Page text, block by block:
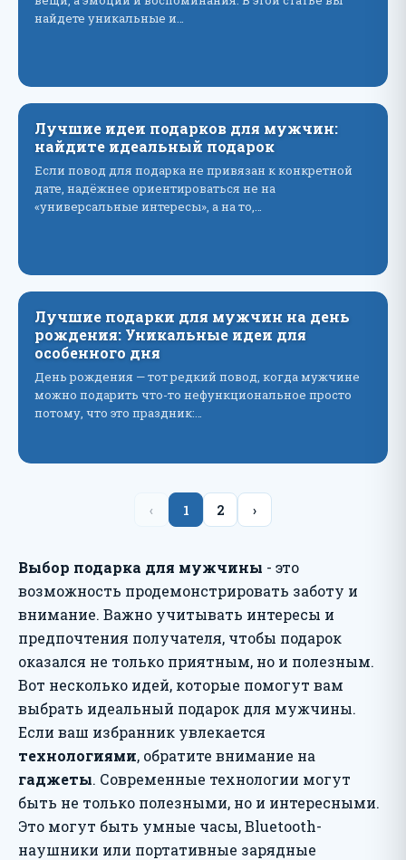
найдете уникальные и…
Лучшие идеи подарков для мужчин:
найдите идеальный подарок
Если повод для подарка не привязан к конкретной
дате, надёжнее ориентироваться не на
«универсальные интересы», а на то,…
Лучшие подарки для мужчин на день
рождения: Уникальные идеи для
особенного дня
День рождения — тот редкий повод, когда мужчине
можно подарить что-то нефункциональное просто
потому, что это праздник:…
‹ 1 2 ›
Выбор подарка для мужчины - это
возможность продемонстрировать заботу и
внимание. Важно учитывать интересы и
предпочтения получателя, чтобы подарок
оказался не только приятным, но и полезным.
Вот несколько идей, которые помогут вам
выбрать идеальный подарок для мужчины.
Если ваш избранник увлекается
технологиями, обратите внимание на
гаджеты. Современные технологии могут
быть не только полезными, но и интересными.
Это могут быть умные часы, Bluetooth-
наушники или портативные зарядные